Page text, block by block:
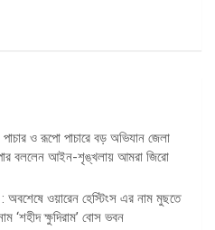
ও রূপো পাচারে বড় অভিযান জেলা
বললেন আইন-শৃঙ্খলায় আমরা জিরো
ওয়ারেন হেস্টিংস এর নাম মুছতে
‘শহীদ ক্ষুদিরাম’ বোস ভবন